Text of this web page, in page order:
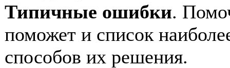
Типичные ошибки.
поможет и список
способов их решения.